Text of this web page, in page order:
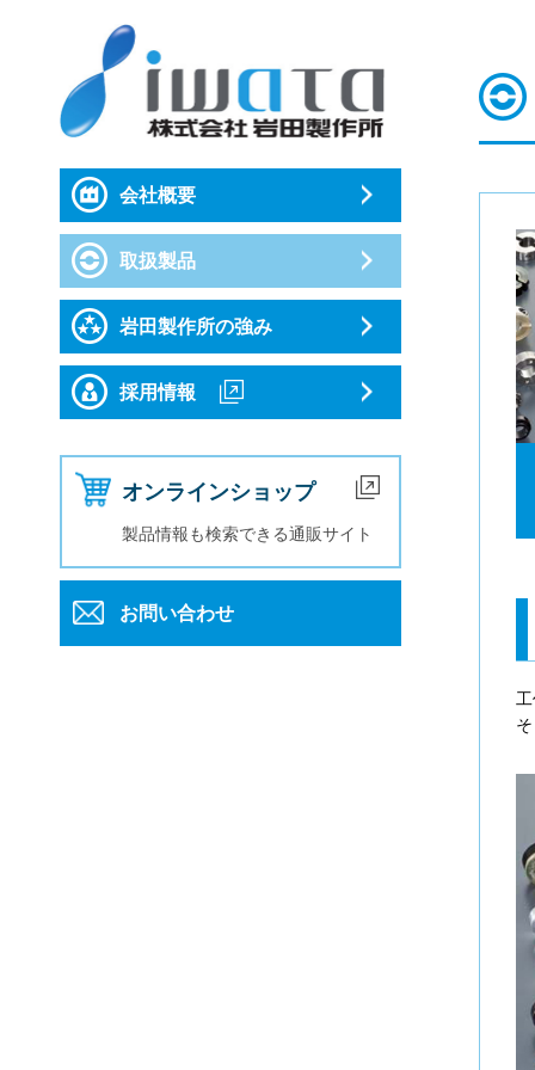
会社概要
取扱製品
岩田製作所の強み
採用情報
オンラインショップ
製品情報も検索できる通販サイト
お問い合わせ